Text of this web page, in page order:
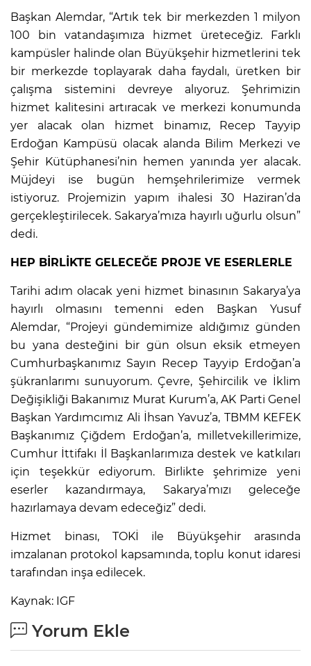
Başkan Alemdar, “Artık tek bir merkezden 1 milyon
100 bin vatandaşımıza hizmet üreteceğiz. Farklı
kampüsler halinde olan Büyükşehir hizmetlerini tek
bir merkezde toplayarak daha faydalı, üretken bir
çalışma sistemini devreye alıyoruz. Şehrimizin
hizmet kalitesini artıracak ve merkezi konumunda
yer alacak olan hizmet binamız, Recep Tayyip
Erdoğan Kampüsü olacak alanda Bilim Merkezi ve
Şehir Kütüphanesi’nin hemen yanında yer alacak.
Müjdeyi ise bugün hemşehrilerimize vermek
istiyoruz. Projemizin yapım ihalesi 30 Haziran’da
gerçekleştirilecek. Sakarya’mıza hayırlı uğurlu olsun”
dedi.
HEP BİRLİKTE GELECEĞE PROJE VE ESERLERLE
Tarihi adım olacak yeni hizmet binasının Sakarya’ya
hayırlı olmasını temenni eden Başkan Yusuf
Alemdar, “Projeyi gündemimize aldığımız günden
bu yana desteğini bir gün olsun eksik etmeyen
Cumhurbaşkanımız Sayın Recep Tayyip Erdoğan’a
şükranlarımı sunuyorum. Çevre, Şehircilik ve İklim
Değişikliği Bakanımız Murat Kurum’a, AK Parti Genel
Başkan Yardımcımız Ali İhsan Yavuz’a, TBMM KEFEK
Başkanımız Çiğdem Erdoğan’a, milletvekillerimize,
Cumhur İttifakı İl Başkanlarımıza destek ve katkıları
için teşekkür ediyorum. Birlikte şehrimize yeni
eserler kazandırmaya, Sakarya’mızı geleceğe
hazırlamaya devam edeceğiz” dedi.
Hizmet binası, TOKİ ile Büyükşehir arasında
imzalanan protokol kapsamında, toplu konut idaresi
tarafından inşa edilecek.
Kaynak: IGF
Yorum Ekle